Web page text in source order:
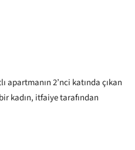
apartmanın 2’nci katında çıkan
kadın, itfaiye tarafından